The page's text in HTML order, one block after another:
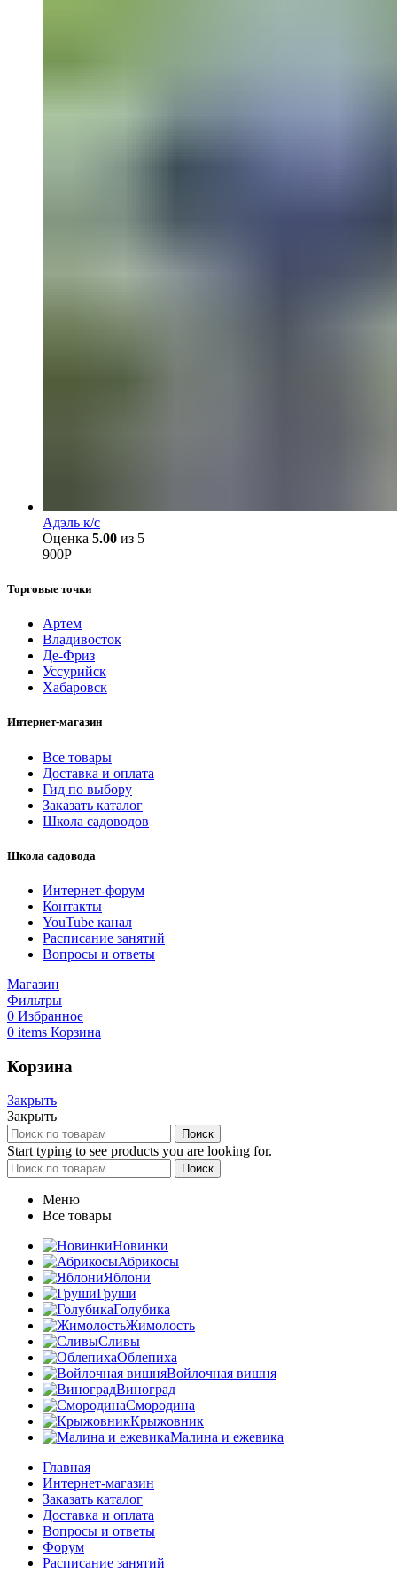
Адэль к/с
Оценка 5.00 из 5
900Р
Торговые точки
Артем
Владивосток
Де-Фриз
Уссурийск
Хабаровск
Интернет-магазин
Все товары
Доставка и оплата
Гид по выбору
Заказать каталог
Школа садоводов
Школа садовода
Интернет-форум
Контакты
YouTube канал
Расписание занятий
Вопросы и ответы
Магазин
Фильтры
0 Избранное
0 items Корзина
Корзина
Закрыть
Закрыть
Поиск
Start typing to see products you are looking for.
Поиск
Меню
Все товары
Новинки
Абрикосы
Яблони
Груши
Голубика
Жимолость
Сливы
Облепиха
Войлочная вишня
Виноград
Смородина
Крыжовник
Малина и ежевика
Главная
Интернет-магазин
Заказать каталог
Доставка и оплата
Вопросы и ответы
Форум
Расписание занятий